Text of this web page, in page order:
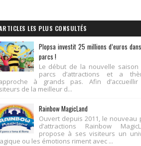
LES PLUS CONSULTÉS
Plopsa investit 25 millions d’euros
parcs !
Le début de la nouvelle saison
parcs d’attractions et a
à grands pas. Afin
de la meilleur d...
Rainbow MagicLand
Ouvert depuis 2011, le nouveau
d’attractions Rainbow
propose à ses visiteurs un
ou les émotions riment avec ...